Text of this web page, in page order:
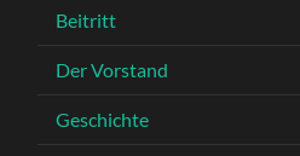
Beitritt
Der Vorstand
Geschichte